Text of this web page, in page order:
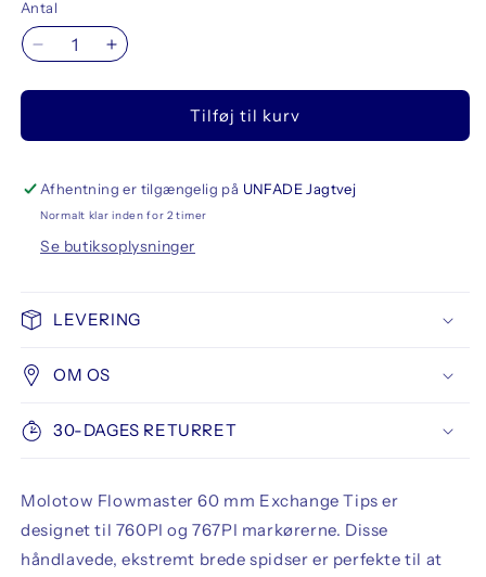
Antal
Reducer
Exchange
Flowmaster
60
mm
2-
Øg
Exchange
Flowmaster
60
mm
2-
Tilføj til kurv
Afhentning er tilgængelig på UNFADE Jagtvej
Normalt klar inden for 2 timer
Se butiksoplysninger
LEVERING
OM OS
30-DAGES RETURRET
Molotow Flowmaster 60 mm Exchange Tips er
designet til 760PI og 767PI markørerne. Disse
håndlavede, ekstremt brede spidser er perfekte til at